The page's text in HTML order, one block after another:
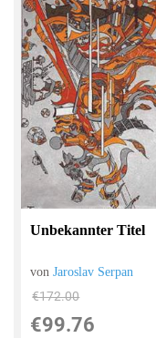
Unbekannter Titel
vonJaroslav Serpan
€172.00
€99.76